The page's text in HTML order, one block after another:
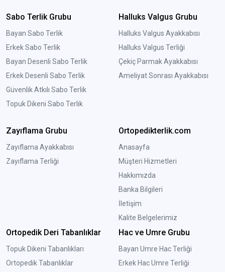
Sabo Terlik Grubu
Bayan Sabo Terlik
Erkek Sabo Terlik
Bayan Desenli Sabo Terlik
Erkek Desenli Sabo Terlik
Güvenlik Atkılı Sabo Terlik
Topuk Dikeni Sabo Terlik
Halluks Valgus Grubu
Halluks Valgus Ayakkabısı
Halluks Valgus Terliği
Çekiç Parmak Ayakkabısı
Ameliyat Sonrası Ayakkabısı
Zayıflama Grubu
Zayıflama Ayakkabısı
Zayıflama Terliği
Ortopedikterlik.com
Anasayfa
Müşteri Hizmetleri
Hakkımızda
Banka Bilgileri
İletişim
Kalite Belgelerimiz
Ortopedik Deri Tabanlıklar
Topuk Dikeni Tabanlıkları
Ortopedik Tabanlıklar
Hac ve Umre Grubu
Bayan Umre Hac Terliği
Erkek Hac Umre Terliği